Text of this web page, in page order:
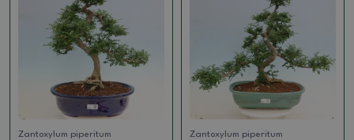
Zantoxylum piperitum Zantoxylum piperitum